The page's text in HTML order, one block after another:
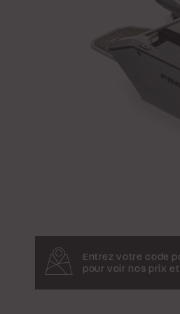
Entrez votre code
pour voir nos prix